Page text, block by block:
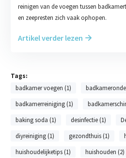
reinigen van de voegen tussen
en zeepresten zich vaak ophopen.
Artikel verder lezen
Tags:
badkamer voegen (1)
badkamerreiniging (1)
baking soda (1)
desinfectie (1)
diyreiniging (1)
gezondthuis (1)
huishoudelijketips (1)
huishouden (2)